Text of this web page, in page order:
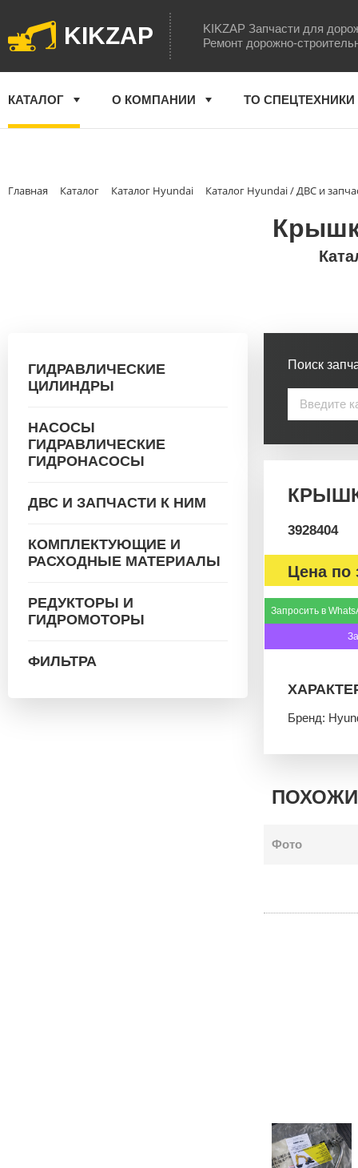
KIKZAP
KIKZAP Запчасти для
Ремонт дорожно-
КАТАЛОГ О КОМПАНИИ ТО СПЕЦТЕХНИКИ
Главная Каталог Каталог Hyundai Каталог Hyundai / ДВС и
ГИДРАВЛИЧЕСКИЕ
ЦИЛИНДРЫ
НАСОСЫ
ГИДРАВЛИЧЕСКИЕ
ГИДРОНАСОСЫ
ДВС И ЗАПЧАСТИ К НИМ
КОМПЛЕКТУЮЩИЕ И
РАСХОДНЫЕ МАТЕРИАЛЫ
РЕДУКТОРЫ И
ГИДРОМОТОРЫ
ФИЛЬТРА
Поиск
3928404
Цена по
Запросить в
Бренд:
Фото